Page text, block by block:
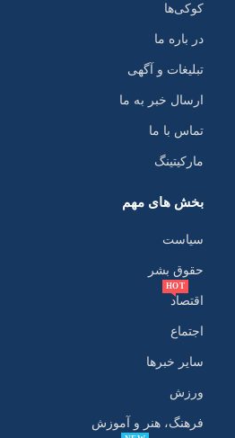
کوکی‌ها
در باره ما
تبلیغات و آگهی
ارسال خبر به ما
تماس با ما
مارکیتینگ
بخش های مهم
سیاست
حقوق بشر
اقتصاد
HOT
اجتماع
سایر خبرها
ورزش
فرهنگ، هنر و آموزش